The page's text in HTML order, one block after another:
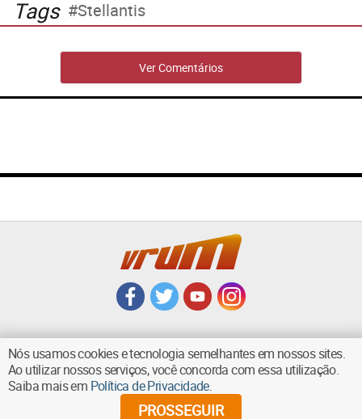
Tags Stellantis
Ver Comentários
VOLTAR AO TOPO
Nós usamos cookies e tecnologia semelhantes em nossos sites.
Ao utilizar nossos serviços, você concorda com essa utilização.
Saiba mais em Política de Privacidade.
PROSSEGUIR